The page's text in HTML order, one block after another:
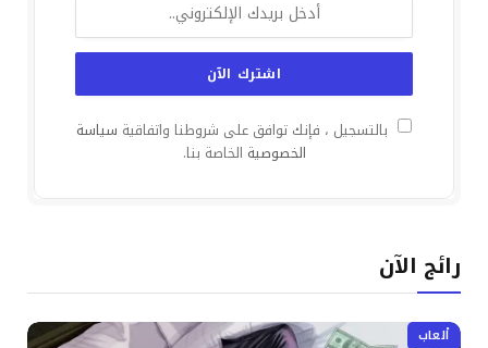
بالتسجيل ، فإنك توافق على شروطنا واتفاقية سياسة
الخصوصية الخاصة بنا.
رائج الآن
ألعاب